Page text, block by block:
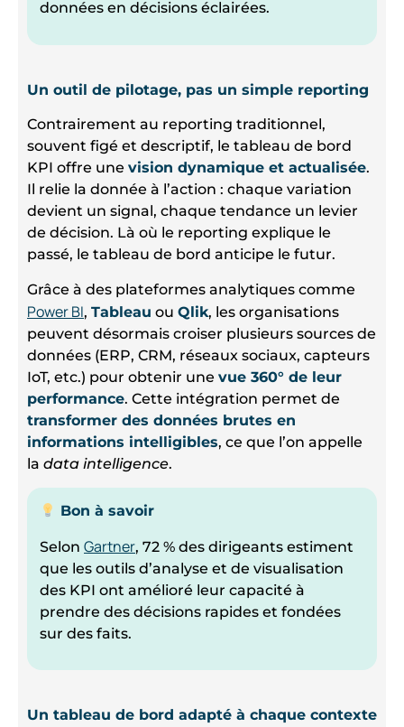
données en décisions éclairées.
Un outil de pilotage, pas un simple reporting
Contrairement au reporting traditionnel,
souvent figé et descriptif, le tableau de bord
KPI offre une vision dynamique et actualisée.
Il relie la donnée à l’action : chaque variation
devient un signal, chaque tendance un levier
de décision. Là où le reporting explique le
passé, le tableau de bord anticipe le futur.
Grâce à des plateformes analytiques comme
Power BI, Tableau ou Qlik, les organisations
peuvent désormais croiser plusieurs sources de
données (ERP, CRM, réseaux sociaux, capteurs
IoT, etc.) pour obtenir une vue 360° de leur
performance. Cette intégration permet de
transformer des données brutes en
informations intelligibles, ce que l’on appelle
la data intelligence.
Bon à savoir
Selon Gartner, 72 % des dirigeants estiment
que les outils d’analyse et de visualisation
des KPI ont amélioré leur capacité à
prendre des décisions rapides et fondées
sur des faits.
Un tableau de bord adapté à chaque contexte